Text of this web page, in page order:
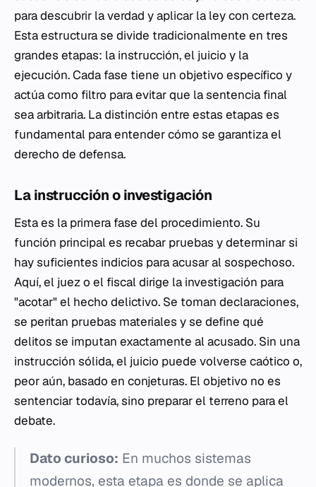
para descubrir la verdad y aplicar la ley con certeza.
Esta estructura se divide tradicionalmente en tres
grandes etapas: la instrucción, el juicio y la
ejecución. Cada fase tiene un objetivo específico y
actúa como filtro para evitar que la sentencia final
sea arbitraria. La distinción entre estas etapas es
fundamental para entender cómo se garantiza el
derecho de defensa.
La instrucción o investigación
Esta es la primera fase del procedimiento. Su
función principal es recabar pruebas y determinar si
hay suficientes indicios para acusar al sospechoso.
Aquí, el juez o el fiscal dirige la investigación para
"acotar" el hecho delictivo. Se toman declaraciones,
se peritan pruebas materiales y se define qué
delitos se imputan exactamente al acusado. Sin una
instrucción sólida, el juicio puede volverse caótico o,
peor aún, basado en conjeturas. El objetivo no es
sentenciar todavía, sino preparar el terreno para el
debate.
Dato curioso: En muchos sistemas
modernos, esta etapa es donde se aplica